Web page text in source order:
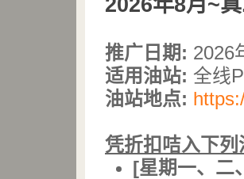
推广日期: 2026
适用油站: 全线
油站地点:
凭折扣咭入下
[星期一、二